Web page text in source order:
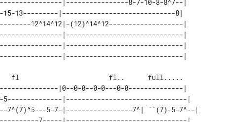
|----------------8-7-10-8-8^7--|
15-13---------|-----------------------------8|
12^14^12|-(12)^14^12-------------------|
|------------------------------|
|------------------------------|
|0--0-0--0-0---0-0--------------|
8-5--------------|-------------------------------|
5-7-|-----------------7^| ``(7)-5-7^--|